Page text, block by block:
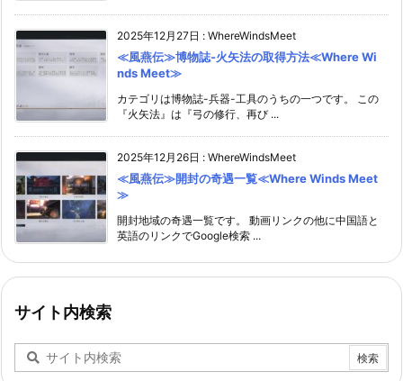
2025年12月27日 : WhereWindsMeet
≪風燕伝≫博物誌-火矢法の取得方法≪Where Wi
nds Meet≫
カテゴリは博物誌-兵器-工具のうちの一つです。 この
『火矢法』は『弓の修行、再び ...
2025年12月26日 : WhereWindsMeet
≪風燕伝≫開封の奇遇一覧≪Where Winds Meet
≫
開封地域の奇遇一覧です。 動画リンクの他に中国語と
英語のリンクでGoogle検索 ...
サイト内検索